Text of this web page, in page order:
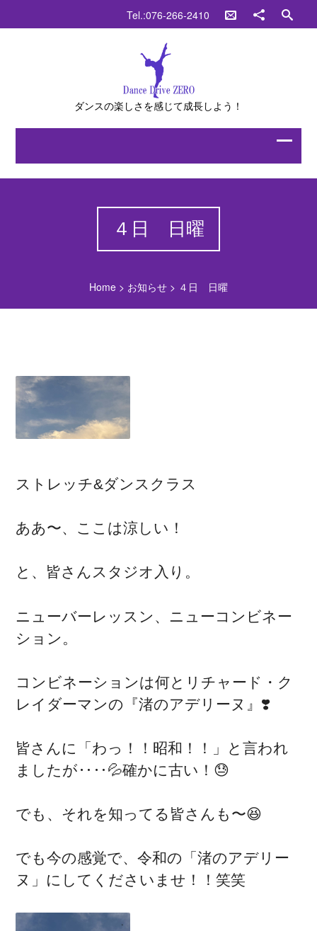
Tel.:076-266-2410
ダンスの楽しさを感じて成長しよう！
４日 日曜
Home> お知らせ> ４日 日曜
ストレッチ&ダンスクラス
ああ〜、ここは涼しい！
と、皆さんスタジオ入り。
ニューバーレッスン、ニューコンビネー
ション。
コンビネーションは何とリチャード・ク
レイダーマンの『渚のアデリーヌ』❣️
皆さんに「わっ！！昭和！！」と言われ
ましたが‥‥💦確かに古い！😓
でも、それを知ってる皆さんも〜😆
でも今の感覚で、令和の「渚のアデリー
ヌ」にしてくださいませ！！笑笑